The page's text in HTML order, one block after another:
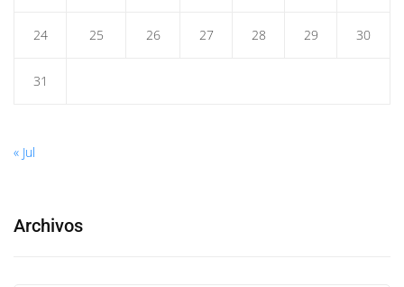
24 25 26 27 28 29 30
31
« Jul
Archivos